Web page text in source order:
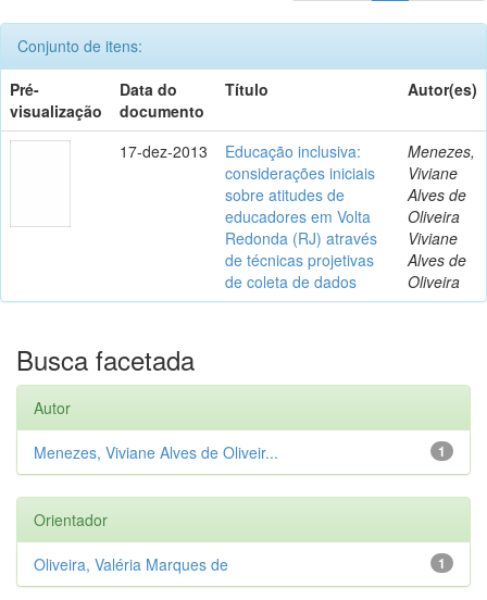
Conjunto de itens:
Pré-
visualização
Data do
documento
Título Autor(es)
17-dez-2013
Educação inclusiva:
considerações iniciais
sobre atitudes de
educadores em Volta
Redonda (RJ) através
de técnicas projetivas
de coleta de dados
Menezes,
Viviane
Alves de
Oliveira
Viviane
Alves de
Oliveira
Busca facetada
Autor
1
Menezes, Viviane Alves de Oliveir...
Orientador
1
Oliveira, Valéria Marques de